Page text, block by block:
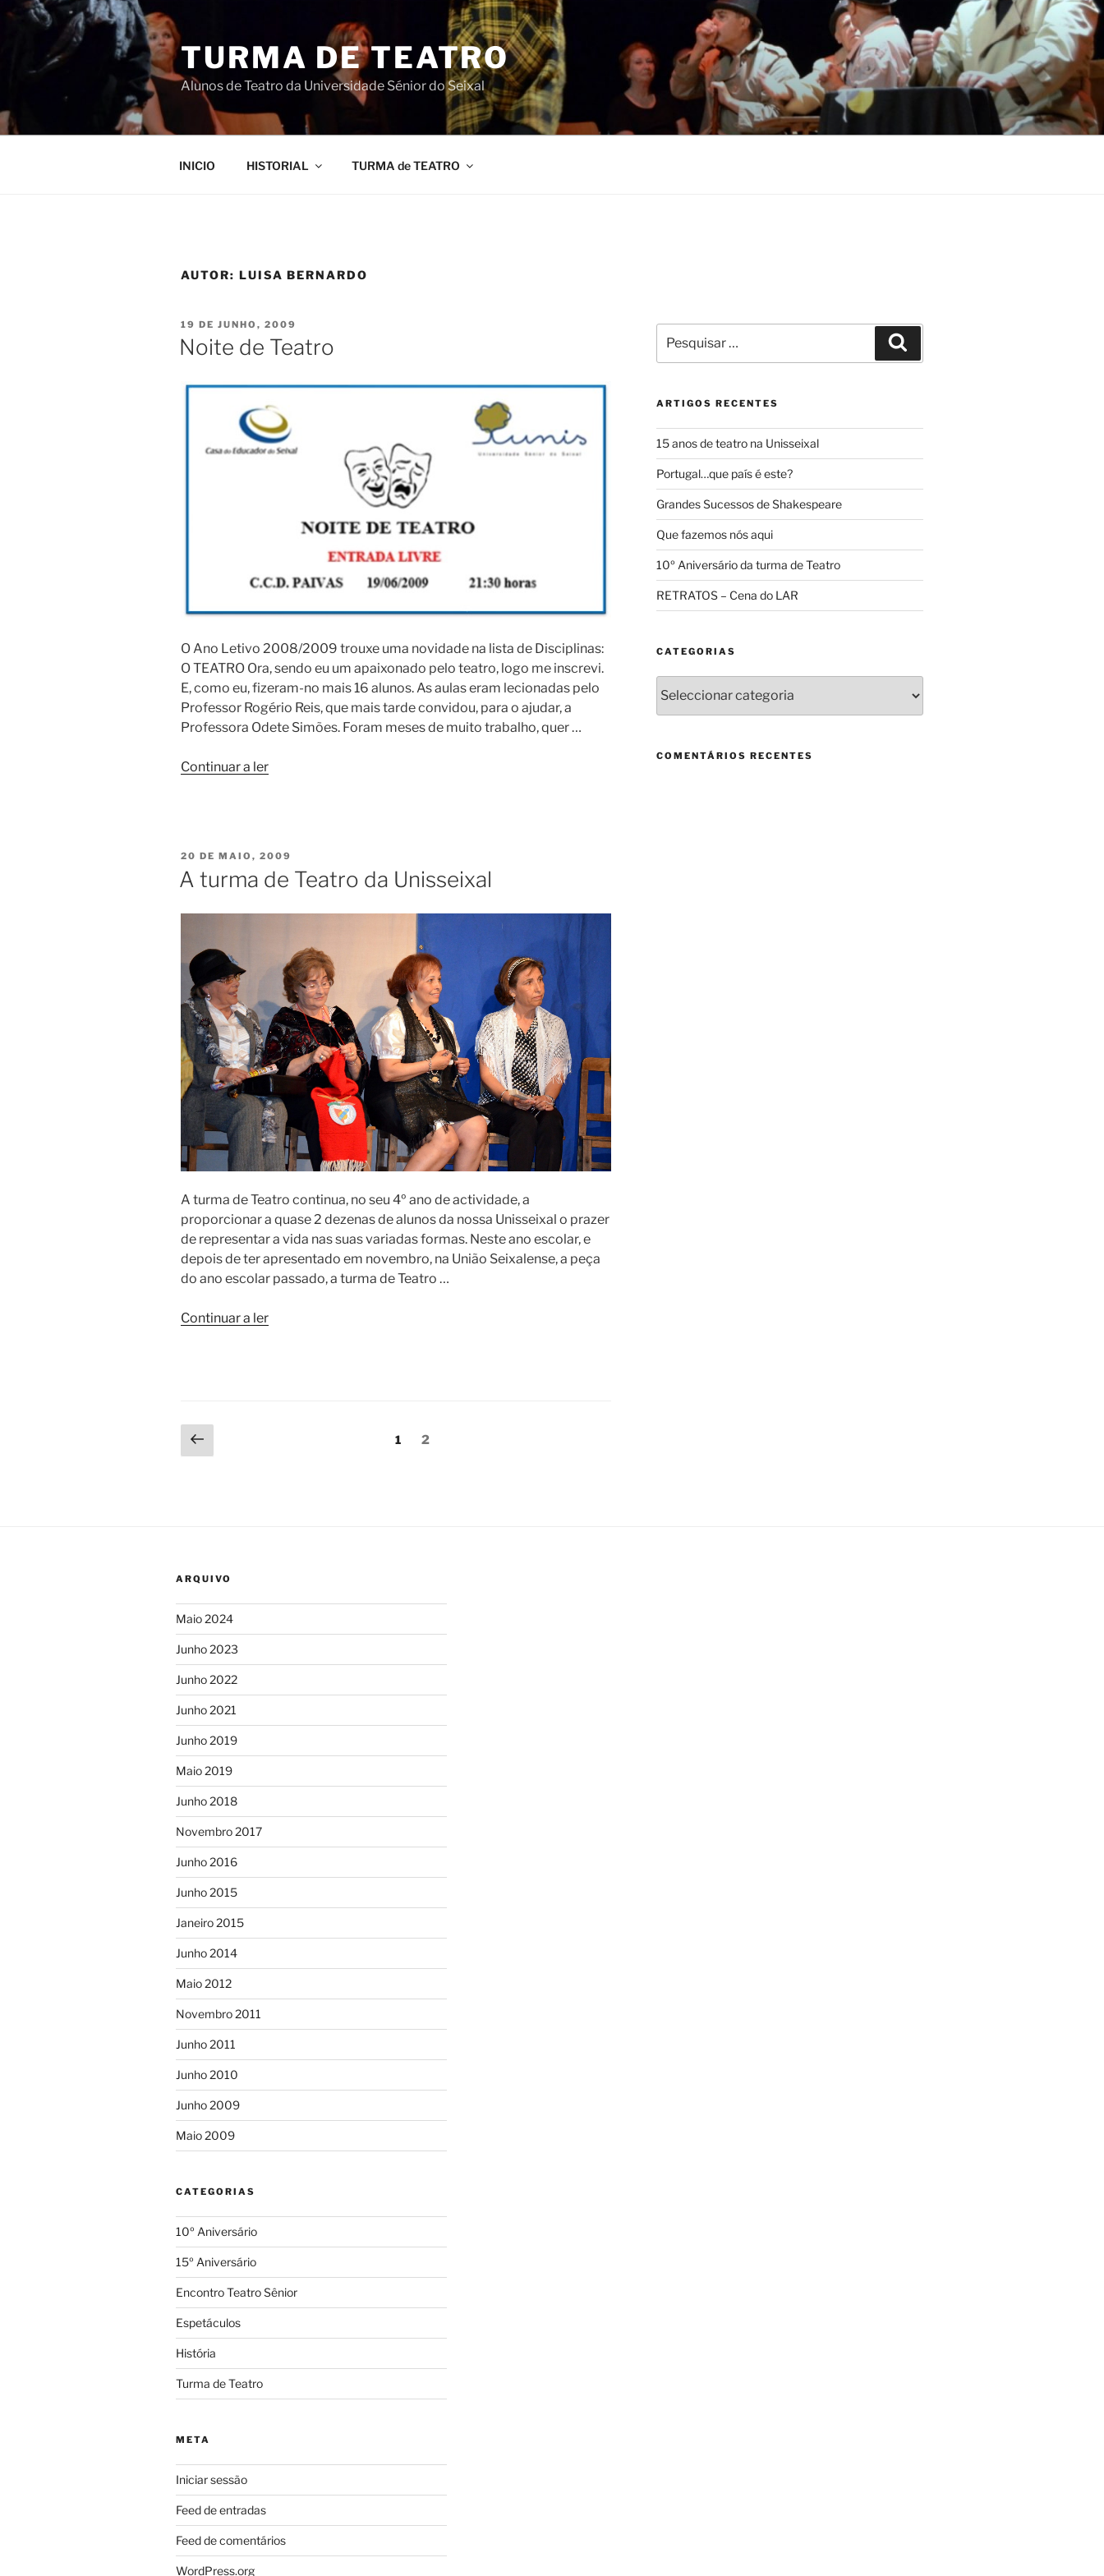
Saltar
conteúdo
TURMA DE TEATRO
Alunos de Teatro da Universidade Sénior do Seixal
INICIO HISTORIAL TURMA de TEATRO
AUTOR: LUISA BERNARDO
PUBLICADO
EM
19 DE JUNHO, 2009
Noite de Teatro
O Ano Letivo 2008/2009 trouxe uma novidade na lista de Disciplinas:
O TEATRO Ora, sendo eu um apaixonado pelo teatro, logo me inscrevi.
E, como eu, fizeram-no mais 16 alunos. As aulas eram lecionadas pelo
Professor Rogério Reis, que mais tarde convidou, para o ajudar, a
Professora Odete Simões. Foram meses de muito trabalho, quer …
Continuar a ler“Noite
PUBLICADO
EM
20 DE MAIO, 2009
A turma de Teatro da Unisseixal
A turma de Teatro continua, no seu 4º ano de actividade, a
proporcionar a quase 2 dezenas de alunos da nossa Unisseixal o prazer
de representar a vida nas suas variadas formas. Neste ano escolar, e
depois de ter apresentado em novembro, na União Seixalense, a peça
do ano escolar passado, a turma de Teatro …
Continuar a ler“A
Paginação
Página
anterior
Página
1 Página
2
por:
ARTIGOS RECENTES
15 anos de teatro na Unisseixal
Portugal…que país é este?
Grandes Sucessos de Shakespeare
Que fazemos nós aqui
10º Aniversário da turma de Teatro
RETRATOS – Cena do LAR
CATEGORIAS
COMENTÁRIOS RECENTES
ARQUIVO
Maio 2024
Junho 2023
Junho 2022
Junho 2021
Junho 2019
Maio 2019
Junho 2018
Novembro 2017
Junho 2016
Junho 2015
Janeiro 2015
Junho 2014
Maio 2012
Novembro 2011
Junho 2011
Junho 2010
Junho 2009
Maio 2009
CATEGORIAS
10º Aniversário
15º Aniversário
Encontro Teatro Sênior
Espetáculos
História
Turma de Teatro
META
Iniciar sessão
Feed de entradas
Feed de comentários
WordPress.org